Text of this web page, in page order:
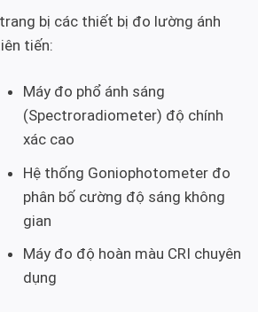
bị các thiết bị đo lường ánh
tiến:
Máy đo phổ ánh sáng
(Spectroradiometer) độ chính
xác cao
Hệ thống Goniophotometer đo
phân bố cường độ sáng không
gian
Máy đo độ hoàn màu CRI chuyên
dụng